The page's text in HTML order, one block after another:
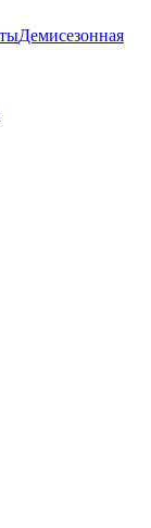
Демисезонная